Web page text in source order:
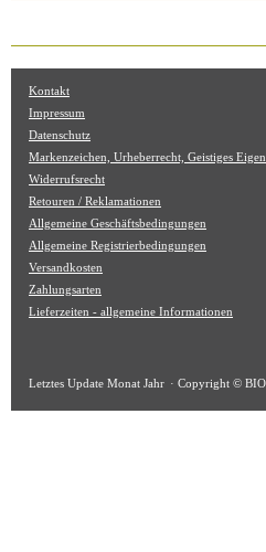
Kontakt
Impressum
Datenschutz
Markenzeichen, Urheberrecht, Geistiges
Widerrufsrecht
Retouren / Reklamationen
Allgemeine Geschäftsbedingungen
Allgemeine Registrierbedingungen
Versandkosten
Zahlungsarten
Lieferzeiten - allgemeine Informationen
Letztes Update Monat Jahr · Copyright ©